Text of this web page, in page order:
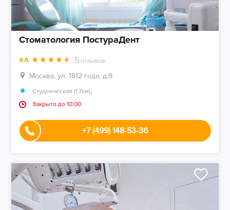
Стоматология ПостураДент
4.6 5 отзывов
Москва, ул. 1812 года, д.9
Студенческая (1.7км),
Закрыто до 10:00
+7 (499) 148-53-36